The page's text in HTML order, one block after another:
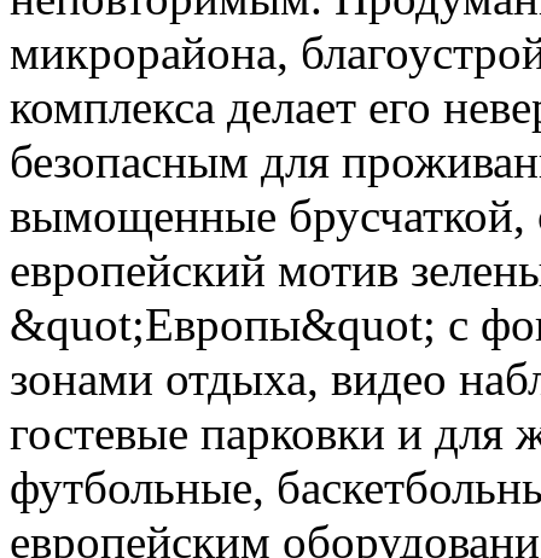
микрорайона,
комплекса делает его
безопасным для
вымощенные брусчаткой,
европейский мотив
&quot;Европы&quot; с
зонами отдыха, видео
гостевые парковки и для
футбольные,
европейским